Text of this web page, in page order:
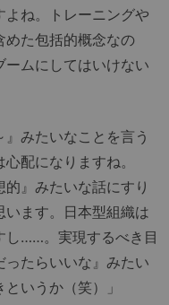
ね。トレーニングや
めた包括的概念なの
ムにしてはいけない
』みたいなことを言う
配になりますね。
的』みたいな話にすり
ます。日本型組織は
し……。実現するべき目
たらいいな』みたい
いうか（笑）」